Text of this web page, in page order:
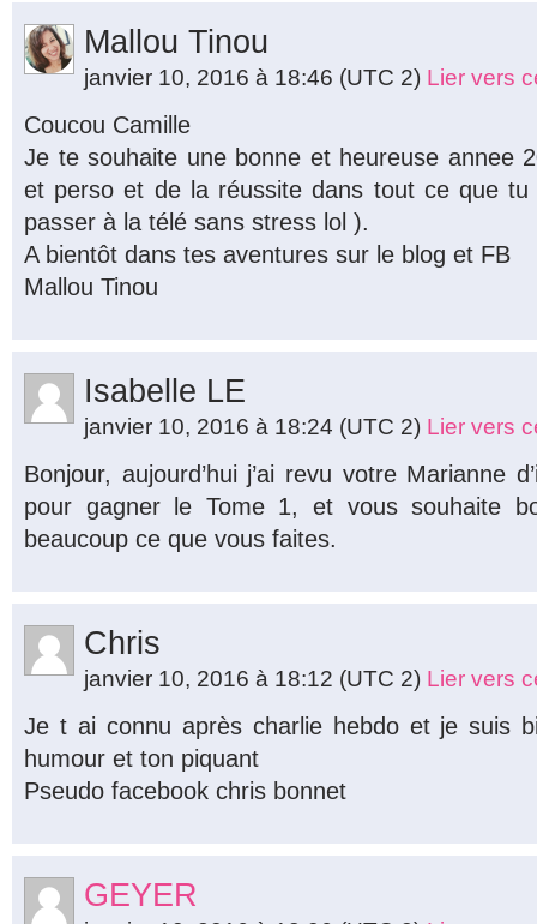
Mallou Tinou
janvier 10, 2016 à 18:46 (UTC 2) Lier vers
Coucou Camille
Je te souhaite une bonne et heureuse annee
et perso et de la réussite dans tout ce que tu
passer à la télé sans stress lol ).
A bientôt dans tes aventures sur le blog et FB
Mallou Tinou
Isabelle LE
janvier 10, 2016 à 18:24 (UTC 2) Lier vers
Bonjour, aujourd’hui j’ai revu votre Marianne
pour gagner le Tome 1, et vous souhaite
beaucoup ce que vous faites.
Chris
janvier 10, 2016 à 18:12 (UTC 2) Lier vers
Je t ai connu après charlie hebdo et je suis
humour et ton piquant
Pseudo facebook chris bonnet
GEYER